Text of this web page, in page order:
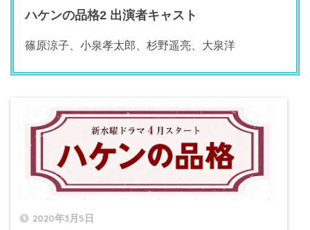
ハケンの品格2 出演者キャスト
篠原涼子、小泉孝太郎、杉野遥亮、大泉洋
2020年3月5日